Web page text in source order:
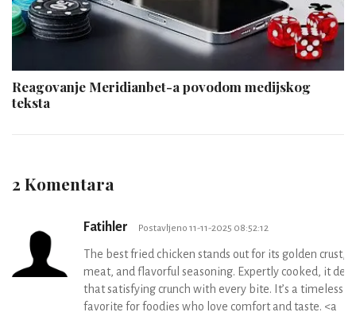
Reagovanje Meridianbet-a povodom medijskog
teksta
2 Komentara
Fatihler Postavljeno 11-11-2025 08:52:12
The best fried chicken stands out for its golden crust,
meat, and flavorful seasoning. Expertly cooked, it
that satisfying crunch with every bite. It’s a timeless
favorite for foodies who love comfort and taste. <a